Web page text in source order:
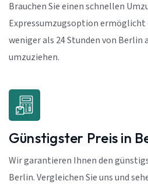
Brauchen Sie einen schnellen
Expressumzugsoption ermöglicht
weniger als 24 Stunden von Berlin
umzuziehen.
Günstigster Preis in
Wir garantieren Ihnen den
Berlin. Vergleichen Sie uns und